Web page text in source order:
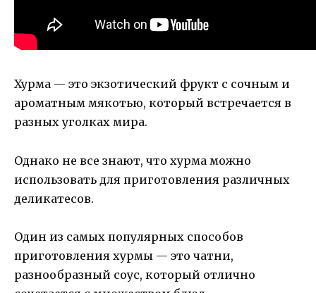
Хурма — это экзотический фрукт с сочным и
ароматным мякотью, который встречается в
разных уголках мира.
Однако не все знают, что хурма можно
использовать для приготовления различных
деликатесов.
Один из самых популярных способов
приготовления хурмы — это чатни,
разнообразный соус, который отлично